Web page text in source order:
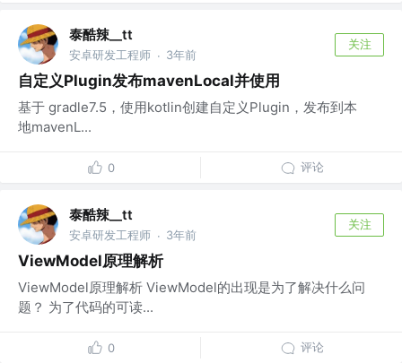
泰酷辣__tt
安卓研发工程师 · 3年前
关注
自定义Plugin发布mavenLocal并使用
基于 gradle7.5，使用kotlin创建自定义Plugin，发布到本
地mavenL...
0 评论
泰酷辣__tt
安卓研发工程师 · 3年前
关注
ViewModel原理解析
ViewModel原理解析 ViewModel的出现是为了解决什么问
题？ 为了代码的可读...
0 评论